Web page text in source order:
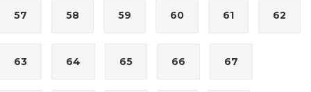
57 58 59 60 61 62
63 64 65 66 67